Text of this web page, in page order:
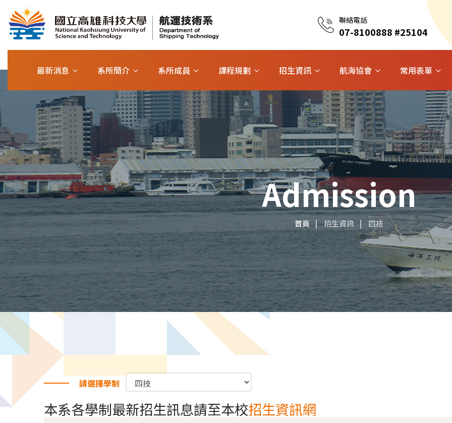
聯絡電話
07-8100888 #25104
最新消息 系所簡介 系所成員 課程規劃 招生資訊 航海協會 常用表單
Admission
首頁 招生資訊 四技
請選擇學制
本系各學制最新招生訊息請至本校招生資訊網